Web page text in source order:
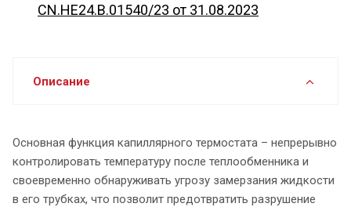
CN.HE24.B.01540/23 от 31.08.2023
Описание
Основная функция капиллярного термостата – непрерывно
контролировать температуру после теплообменника и
своевременно обнаруживать угрозу замерзания жидкости
в его трубках, что позволит предотвратить разрушение